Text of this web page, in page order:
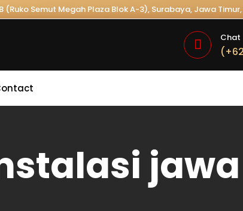
(Ruko Semut Megah Plaza Blok A-3), Surabaya, Jawa Timur,
Chat